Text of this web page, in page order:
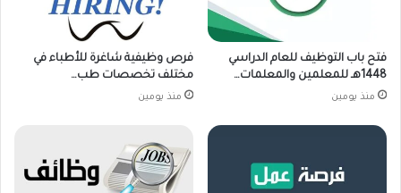
فتح باب التوظيف للعام الدراسي
1448هـ للمعلمين والمعلمات…
منذ يومين
فرص وظيفية شاغرة للأطباء في
مختلف تخصصات طب…
منذ يومين